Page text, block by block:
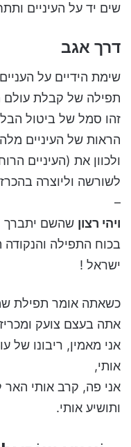
שים יד על העיניים
דרך אגב
שימת הידיים על
תפילה של קבלת עולם
זהו סמל של ביטול
הראות של העיניים
ולכוון את (העיניים
לשורשה וליוצרה
–
ויהי רצון שהשם יתברך
בכוח התפילה
ישראל !
כשאתה אומר תפילת
אתה בעצם צועק ומכריז
אני מאמין, ריבונו של
אותי,
אני פה, קרב אותי האר
ותושיע אותי.